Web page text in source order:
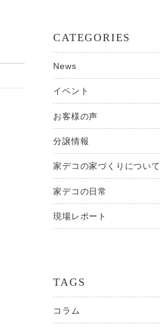
CATEGORIES
News
イベント
お客様の声
分譲情報
家デコの家づくりについて
家デコの日常
現場レポート
TAGS
コラム